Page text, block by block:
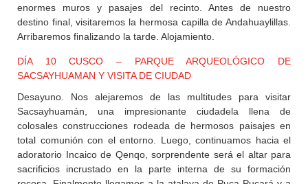
enormes muros y pasajes del recinto. Antes de nuestro
destino final, visitaremos la hermosa capilla de Andahuaylillas.
Arribaremos finalizando la tarde. Alojamiento.
DÍA 10 CUSCO – PARQUE ARQUEOLÓGICO DE
SACSAYHUAMAN Y VISITA DE CIUDAD
Desayuno. Nos alejaremos de las multitudes para visitar
Sacsayhuamán, una impresionante ciudadela llena de
colosales construcciones rodeada de hermosos paisajes en
total comunión con el entorno. Luego, continuamos hacia el
adoratorio Incaico de Qenqo, sorprendente será el altar para
sacrificios incrustado en la parte interna de su formación